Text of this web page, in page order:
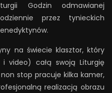
Godzin odmawianej
przez tynieckich
na świecie klasztor, który
video) całą swoją Liturgię
stop pracuje kilka kamer,
realizacją obrazu